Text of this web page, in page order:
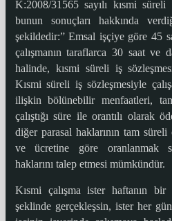
K:2008/31565 sayılı kısmi
bunun sonuçları hakkında
şekildedir:” Emsal işçiye göre 45
çalışmanın taraflarca 30 saat ve
halinde, kısmi süreli iş
Kısmi süreli iş sözleşmesiyle
ilişkin bölünebilir menfaatleri,
çalıştığı süre ile orantılı olarak
diğer parasal haklarının tam
ve ücretine göre oranlanmak
haklarını talep etmesi mümkündür.
Kısmi çalışma ister haftanın bir
şeklinde gerçekleşsin, ister her